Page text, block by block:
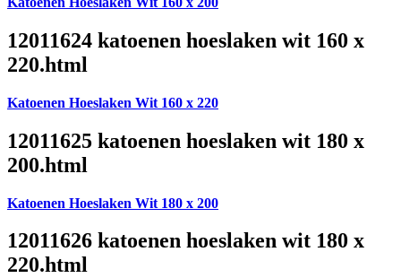
12011624 katoenen hoeslaken wit 160 x
220.html
Katoenen Hoeslaken Wit 160 x 220
12011625 katoenen hoeslaken wit 180 x
200.html
Katoenen Hoeslaken Wit 180 x 200
12011626 katoenen hoeslaken wit 180 x
220.html